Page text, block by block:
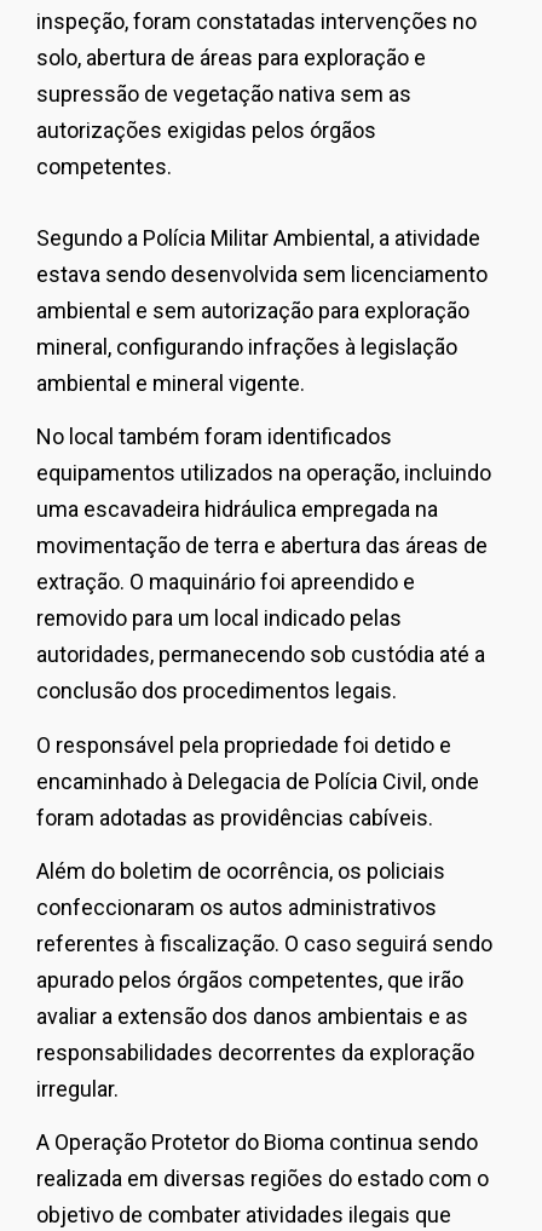
inspeção, foram constatadas intervenções no
solo, abertura de áreas para exploração e
supressão de vegetação nativa sem as
autorizações exigidas pelos órgãos
competentes.
Segundo a Polícia Militar Ambiental, a atividade
estava sendo desenvolvida sem licenciamento
ambiental e sem autorização para exploração
mineral, configurando infrações à legislação
ambiental e mineral vigente.
No local também foram identificados
equipamentos utilizados na operação, incluindo
uma escavadeira hidráulica empregada na
movimentação de terra e abertura das áreas de
extração. O maquinário foi apreendido e
removido para um local indicado pelas
autoridades, permanecendo sob custódia até a
conclusão dos procedimentos legais.
O responsável pela propriedade foi detido e
encaminhado à Delegacia de Polícia Civil, onde
foram adotadas as providências cabíveis.
Além do boletim de ocorrência, os policiais
confeccionaram os autos administrativos
referentes à fiscalização. O caso seguirá sendo
apurado pelos órgãos competentes, que irão
avaliar a extensão dos danos ambientais e as
responsabilidades decorrentes da exploração
irregular.
A Operação Protetor do Bioma continua sendo
realizada em diversas regiões do estado com o
objetivo de combater atividades ilegais que